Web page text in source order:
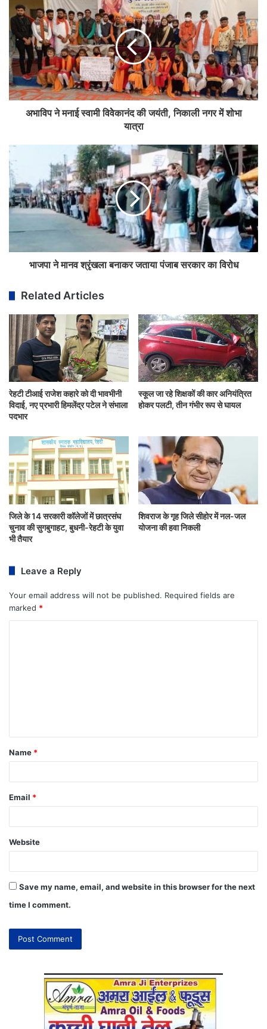
अभाविप ने मनाई स्वामी विवेेकानंद की जयंती, निकाली नगर में शोभा
यात्रा
भाजपा ने मानव श्रृंखला बनाकर जताया पंजाब सरकार का विरोध
Related Articles
रेहटी टीआई राजेश कहारे को दी भावभीनी
विदाई, नए प्रभारी हिमलेंद्र पटेल ने संभाला
पदभार
स्कूल जा रहे शिक्षकों की कार अनियंत्रित
होकर पलटी, तीन गंभीर रूप से घायल
जिले के 14 सरकारी कॉलेजों में छात्रसंघ
चुनाव की सुगबुगाहट, बुधनी-रेहटी के युवा
भी तैयार
शिवराज के गृह जिले सीहोर में नल-जल
योजना की हवा निकली
Leave a Reply
Your email address will not be published. Required fields are
marked *
Name *
Email *
Website
Save my name, email, and website in this browser for the next
time I comment.